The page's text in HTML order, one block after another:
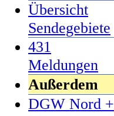
Übersicht
Sendegebiete
431
Meldungen
Außerdem
DGW Nord +